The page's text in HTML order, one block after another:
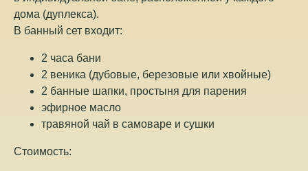
дома (дуплекса).
В банный сет входит:
2 часа бани
2 веника (дубовые, березовые или хвойные)
2 банные шапки, простыня для парения
эфирное масло
травяной чай в самоваре и сушки
Стоимость: